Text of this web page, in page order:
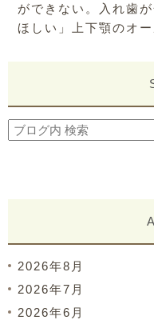
ができない。入れ歯
ほしい」上下顎のオ
2026年8月
2026年7月
2026年6月